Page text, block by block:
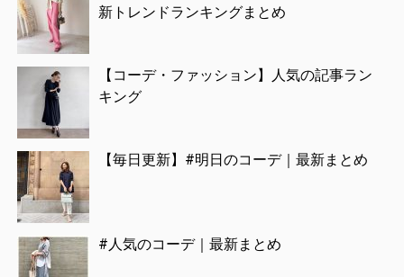
新トレンドランキングまとめ
【コーデ・ファッション】人気の記事ラン
キング
【毎日更新】#明日のコーデ｜最新まとめ
#人気のコーデ｜最新まとめ